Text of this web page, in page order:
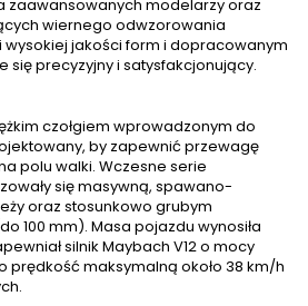
zaawansowanych modelarzy oraz
wiernego odwzorowania
wysokiej jakości form i dopracowanym
się precyzyjny i satysfakcjonujący.
czołgiem wprowadzonym do
by zapewnić przewagę
polu walki. Wczesne serie
się masywną, spawano-
oraz stosunkowo grubym
100 mm). Masa pojazdu wynosiła
silnik Maybach V12 o mocy
prędkość maksymalną około 38 km/h